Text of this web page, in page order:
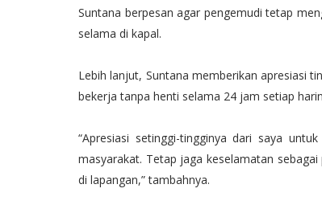
Suntana berpesan agar pengemudi tetap
selama di kapal.
Lebih lanjut, Suntana memberikan apresiasi
bekerja tanpa henti selama 24 jam setiap
“Apresiasi setinggi-tingginya dari saya
masyarakat. Tetap jaga keselamatan
di lapangan,” tambahnya.